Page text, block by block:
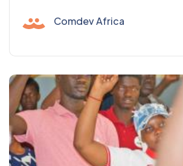
participation des jeunes et des
situation de handicap aux
Comdev Africa